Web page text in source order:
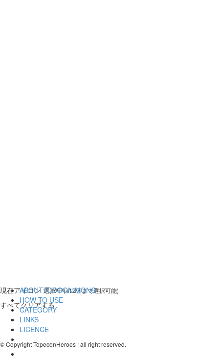
現在アイコン 選択中(※12個まで選択可能)
すべてクリアする
ABOUT ICOOON MONO
HOW TO USE
CATEGORY
LINKS
LICENCE
© Copyright TopeconHeroes ! all right reserved.